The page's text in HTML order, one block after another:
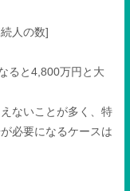
人の数]
ると4,800万円と大
ないことが多く、特
必要になるケースは